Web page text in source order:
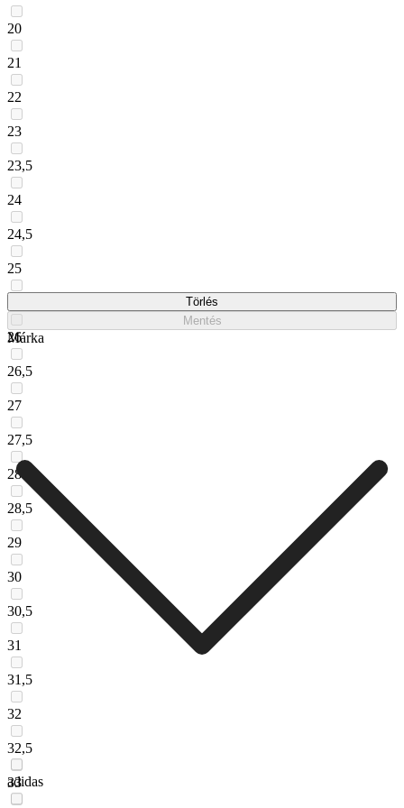
20
21
22
23
23,5
24
24,5
25
26
26,5
27
27,5
28
28,5
29
30
30,5
31
31,5
32
32,5
33
Törlés
Mentés
Márka
adidas